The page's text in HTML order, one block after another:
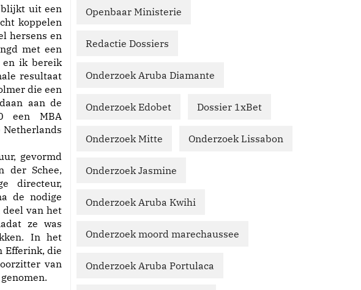
uit een
koppelen
hersens en
met een
en ik bereik
resultaat
die een
aan de
een MBA
Netherlands
gevormd
der Schee,
directeur,
de nodige
van het
ze was
In het
Efferink, die
van
Openbaar Ministerie
Redactie Dossiers
Onderzoek Aruba Diamante
Onderzoek Edobet Dossier 1xBet
Onderzoek Mitte Onderzoek Lissabon
Onderzoek Jasmine
Onderzoek Aruba Kwihi
Onderzoek moord marechaussee
Onderzoek Aruba Portulaca